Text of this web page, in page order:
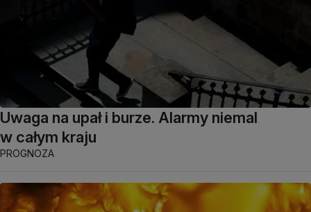
Uwaga na upał i burze. Alarmy niemal
w całym kraju
PROGNOZA